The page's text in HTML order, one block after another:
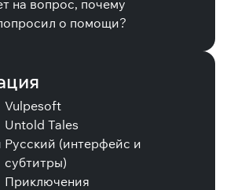
на вопрос, почему
о помощи?
Vulpesoft
Untold Tales
Русский (интерфейс и
субтитры)
Приключения